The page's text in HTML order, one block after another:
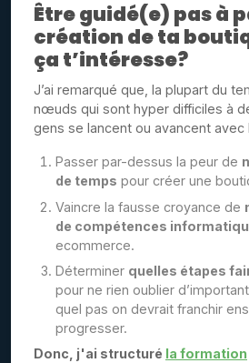
Être guidé(e) pas à
création de ta
ça t’intéresse?
J’ai remarqué que, la plupart du
nœuds qui sont hyper difficiles à
gens se lancent ou avancent
Passer par-dessus la peur de
de temps pour créer une
Vaincre la fausse croyance de
de compétences
ecommerce.
Déterminer quelles étapes
pour ne rien oublier
quel pas on devrait franchir
progresser.
Donc, j'ai structuré la formation